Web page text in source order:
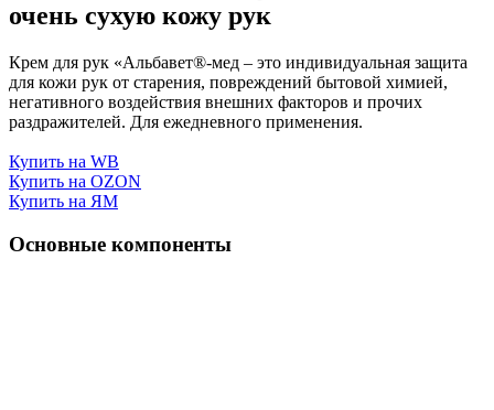
очень сухую кожу рук
Крем для рук «Альбавет®-мед – это индивидуальная защита
для кожи рук от старения, повреждений бытовой химией,
негативного воздействия внешних факторов и прочих
раздражителей. Для ежедневного применения.
Купить на WB
Купить на OZON
Купить на ЯМ
Основные компоненты